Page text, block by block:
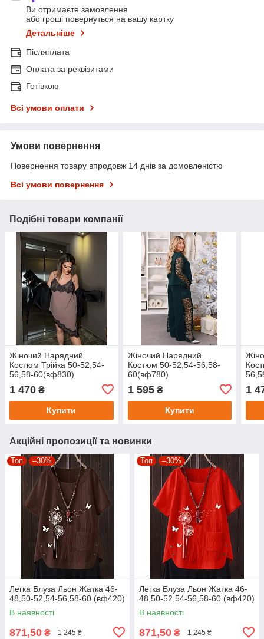
Ви отримаєте замовлення
або гроші повернуться на вашу картку
Детальніше
Післяплата
Оплата за реквізитами
Готівкою
Всі умови оплати
Умови повернення
Повернення товару впродовж 14 днів за домовленістю
Всі умови повернення
Подібні товари компанії
Жіночий Нарядний
Костюм Трійка 50-52,54-
56,58-60(вф830)
1 470 ₴
Купити
Жіночий Нарядний
Костюм 50-52,54-56,58-
60(вф780)
1 595₴
Купити
1
Акційні пропозиції та новинки
Топ –30%
Легка Блуза Льон Жатка 46-
48,50-52,54-56,58-60 (вф420)
В наявності
871,50 ₴ 1 245 ₴
Топ –30%
Легка Блуза Льон Жатка 46-
48,50-52,54-56,58-60 (вф420)
В наявності
871,50 ₴ 1 245 ₴